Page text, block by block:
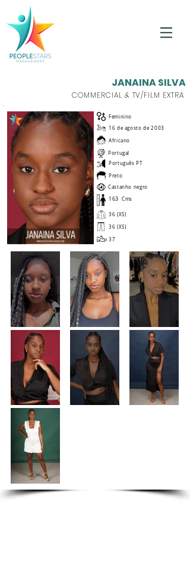
JANAINA SILVA
COMMERCIAL & TV/FILM EXTRA
Feminino
16 de agosto de 2003
Africano
Portugal
Português PT
Preto
Castanho negro
163 Cms
36 (XS)
36 (XS)
37